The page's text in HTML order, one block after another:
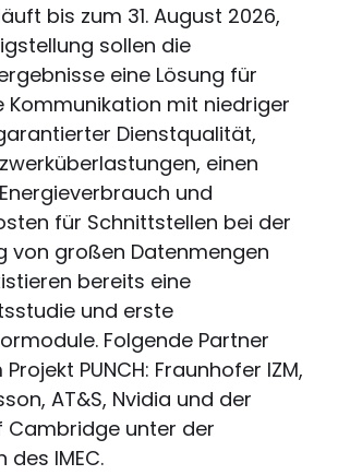
bis zum 31. August 2026,
sollen die
eine Lösung für
Kommunikation mit niedriger
Dienstqualität,
einen
und
für Schnittstellen bei der
von großen Datenmengen
bereits eine
und erste
Folgende Partner
PUNCH: Fraunhofer IZM,
AT&S, Nvidia und der
Cambridge unter der
IMEC.